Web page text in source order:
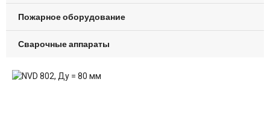
Пожарное оборудование
Сварочные аппараты